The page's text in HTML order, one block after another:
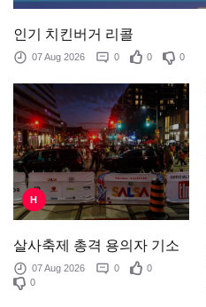
인기 치킨버거 리콜
07 Aug 2026 0 0 0
H
살사축제 총격 용의자 기소
07 Aug 2026 0
0
0